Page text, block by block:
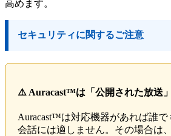
高めます。
セキュリティに関するご注意
⚠️ Auracast™は「公開された放送
Auracast™は対応機器があれば誰
会話には適しません。その場合は